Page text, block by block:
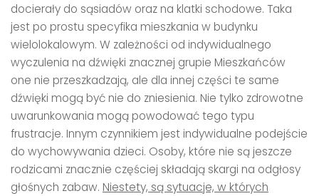
docierały do sąsiadów oraz na klatki schodowe. Taka
jest po prostu specyfika mieszkania w budynku
wielolokalowym. W zależności od indywidualnego
wyczulenia na dźwięki znacznej grupie Mieszkańców
one nie przeszkadzają, ale dla innej części te same
dźwięki mogą być nie do zniesienia. Nie tylko zdrowotne
uwarunkowania mogą powodować tego typu
frustracje. Innym czynnikiem jest indywidualne podejście
do wychowywania dzieci. Osoby, które nie są jeszcze
rodzicami znacznie częściej składają skargi na odgłosy
głośnych zabaw. Niestety, są sytuacje, w których